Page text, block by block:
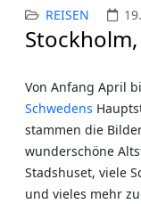
REISEN
Von Anfang April
Schwedens
stammen die
wunderschöne
Stadshuset, viele
und vieles mehr